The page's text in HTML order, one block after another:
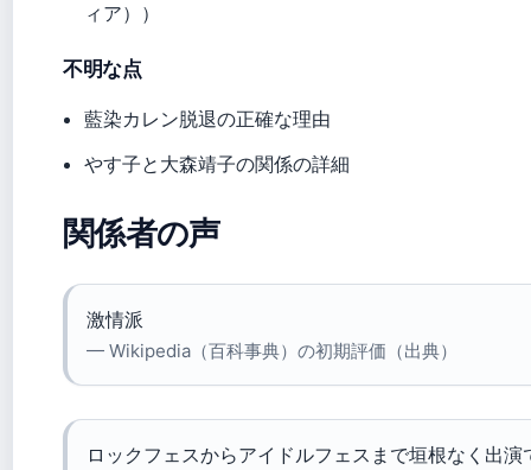
ィア））
不明な点
藍染カレン脱退の正確な理由
やす子と大森靖子の関係の詳細
関係者の声
激情派
— Wikipedia（百科事典）の初期評価（出典）
ロックフェスからアイドルフェスまで垣根なく出演